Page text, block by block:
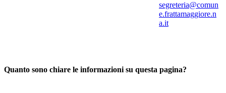
segreteria@comun
e.frattamaggiore.n
a.it
Quanto sono chiare le informazioni su questa pagina?